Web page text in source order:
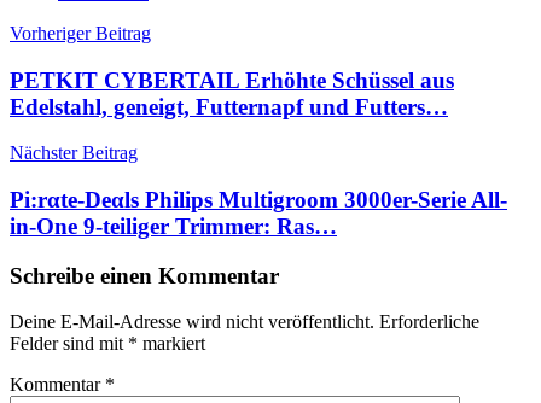
Beitragsnavigation
Vorheriger Beitrag
PETKIT CYBERTAIL Erhöhte Schüssel aus
Edelstahl, geneigt, Futternapf und Futters…
Nächster Beitrag
Pi:rαtе-Dеαls Philips Multigroom 3000er-Serie All-
in-One 9-teiliger Trimmer: Ras…
Schreibe einen Kommentar
Deine E-Mail-Adresse wird nicht veröffentlicht. Erforderliche
Felder sind mit * markiert
Kommentar *